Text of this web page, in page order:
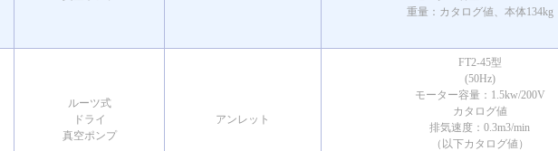
重量：カタログ値、本体134kg
ルーツ式
ドライ
真空ポンプ
アンレット
FT2-45型
(50Hz)
モーター容量：1.5kw/200V
カタログ値
排気速度：0.3m3/min
（以下カタログ値）